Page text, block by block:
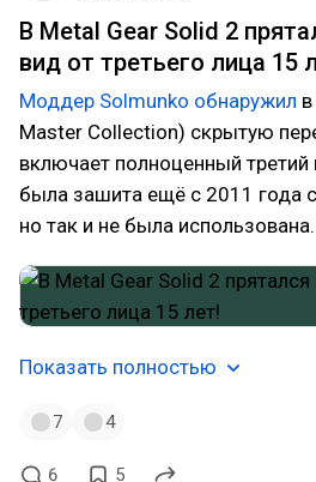
В Metal Gear Solid 2
вид от третьего лица 15
Моддер Solmunko обнаружил
Master Collection) скрытую
включает полноценный третий
была зашита ещё с 2011 года
но так и не была использована.
Показать полностью
7 4
6 5